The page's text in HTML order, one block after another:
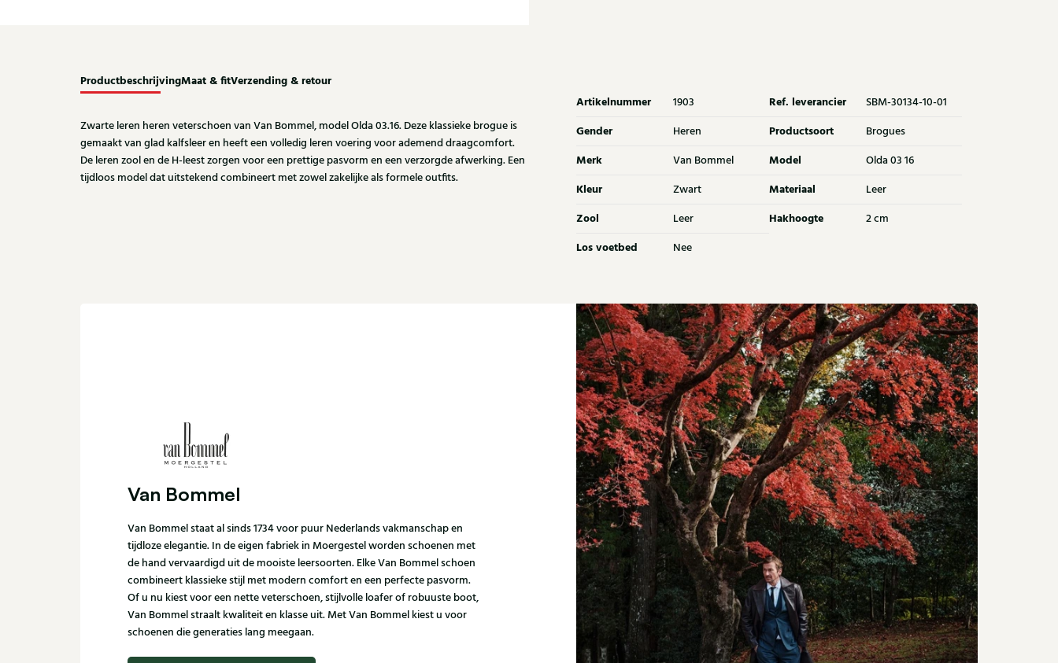
ProductbeschrijvingMaat & fitVerzending & retour
Zwarte leren heren veterschoen van Van Bommel, model Olda 03.16. Deze klassieke brogue is
gemaakt van glad kalfsleer en heeft een volledig leren voering voor ademend draagcomfort.
De leren zool en de H-leest zorgen voor een prettige pasvorm en een verzorgde afwerking. Een
tijdloos model dat uitstekend combineert met zowel zakelijke als formele outfits.
Artikelnummer 1903 Ref. leverancier SBM-30134-10-01
Gender Heren Productsoort Brogues
Merk Van Bommel Model Olda 03 16
Kleur Zwart Materiaal Leer
Zool Leer Hakhoogte 2 cm
Los voetbed Nee
Van Bommel
Van Bommel staat al sinds 1734 voor puur Nederlands vakmanschap en
tijdloze elegantie. In de eigen fabriek in Moergestel worden schoenen met
de hand vervaardigd uit de mooiste leersoorten. Elke Van Bommel schoen
combineert klassieke stijl met modern comfort en een perfecte pasvorm.
Of u nu kiest voor een nette veterschoen, stijlvolle loafer of robuuste boot,
Van Bommel straalt kwaliteit en klasse uit. Met Van Bommel kiest u voor
schoenen die generaties lang meegaan.